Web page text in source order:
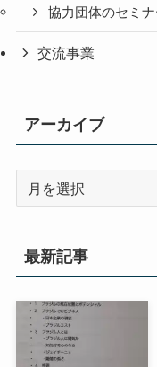
協力団体のセミナ
交流事業
アーカイブ
イ
最新記事